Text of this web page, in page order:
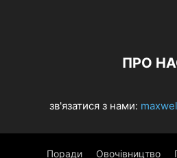
ПРО
зв'язатися з нами:
Поради Овочівництво